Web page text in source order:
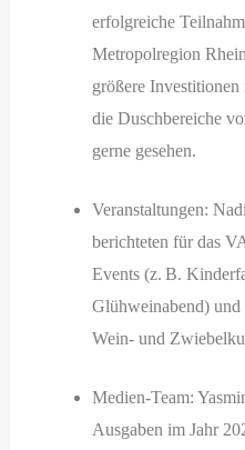
erfolgreiche
Metropolregion
größere
die Duschbereiche
gerne gesehen.
Veranstaltungen:
berichteten für das
Events (z. B.
Glühweinabend)
Wein- und
Medien-Team:
Ausgaben im Jahr